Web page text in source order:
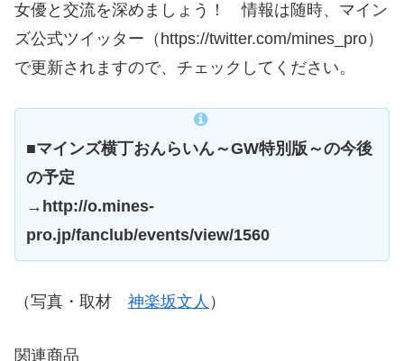
女優と交流を深めましょう！ 情報は随時、マイン
ズ公式ツイッター（https://twitter.com/mines_pro）
で更新されますので、チェックしてください。
■マインズ横丁おんらいん～GW特別版～の今後
の予定
→http://o.mines-
pro.jp/fanclub/events/view/1560
（写真・取材 神楽坂文人 ）
関連商品